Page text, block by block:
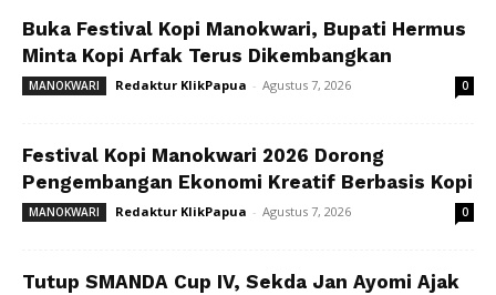
Buka Festival Kopi Manokwari, Bupati Hermus
Minta Kopi Arfak Terus Dikembangkan
MANOKWARI Redaktur KlikPapua - Agustus 7, 2026 0
Festival Kopi Manokwari 2026 Dorong
Pengembangan Ekonomi Kreatif Berbasis Kopi
MANOKWARI Redaktur KlikPapua - Agustus 7, 2026 0
Tutup SMANDA Cup IV, Sekda Jan Ayomi Ajak